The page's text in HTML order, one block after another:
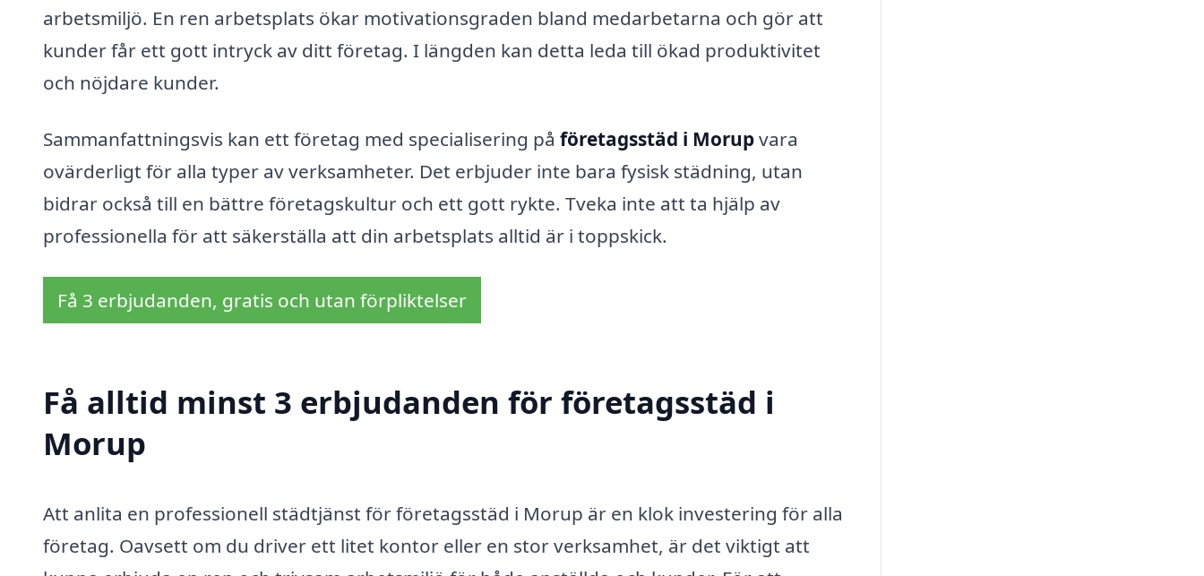
arbetsmiljö. En ren arbetsplats ökar motivationsgraden bland medarbetarna och gör att
kunder får ett gott intryck av ditt företag. I längden kan detta leda till ökad produktivitet
och nöjdare kunder.
Sammanfattningsvis kan ett företag med specialisering på företagsstäd i Morupvara
ovärderligt för alla typer av verksamheter. Det erbjuder inte bara fysisk städning, utan
bidrar också till en bättre företagskultur och ett gott rykte. Tveka inte att ta hjälp av
professionella för att säkerställa att din arbetsplats alltid är i toppskick.
Få 3 erbjudanden, gratis och utan förpliktelser
Få alltid minst 3 erbjudanden för företagsstäd i
Morup
Att anlita en professionell städtjänst för företagsstäd i Morup är en klok investering för alla
företag. Oavsett om du driver ett litet kontor eller en stor verksamhet, är det viktigt att